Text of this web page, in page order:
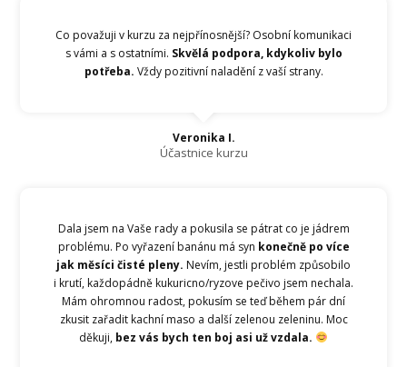
Co považuji v kurzu za nejpřínosnější? Osobní komunikaci
s vámi a s ostatními. Skvělá podpora, kdykoliv bylo
potřeba. Vždy pozitivní naladění z vaší strany.
Veronika I.
Účastnice kurzu
Dala jsem na Vaše rady a pokusila se pátrat co je jádrem
problému. Po vyřazení banánu má syn konečně po více
jak měsíci čisté pleny. Nevím, jestli problém způsobilo
i krutí, každopádně kukuricno/ryzove pečivo jsem nechala.
Mám ohromnou radost, pokusím se teď během pár dní
zkusit zařadit kachní maso a další zelenou zeleninu. Moc
děkuji, bez vás bych ten boj asi už vzdala.